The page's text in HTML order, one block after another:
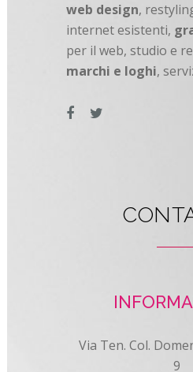
web design,
internet esistenti,
per il web, studio e
marchi e loghi,
Via Ten. Col.
9